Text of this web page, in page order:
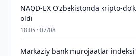
NAQD-EX O‘zbekistonda kripto-
oldi
18:05 · 07/08
Markaziy bank murojaatlar